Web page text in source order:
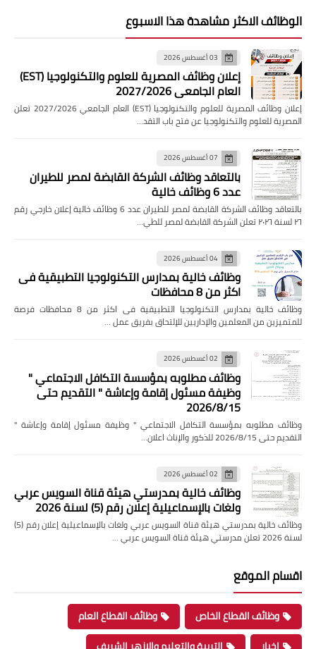
الوظائف الاكثر مشاهدة هذا الاسبوع
03 أغسطس 2026
إعلان وظائف المصرية للعلوم والتكنولوجيا (EST)
العام الجامعي 2027/2026
إعلان وظائف المصرية للعلوم والتكنولوجيا (EST) العام الجامعي 2027/2026 تعلن
المصرية للعلوم والتكنولوجيا عن فتح باب التقد…
07 أغسطس 2026
بالتعاقد وظائف الشركة القابضة لمصر للطيران
عدد 6 وظائف خالية
بالتعاقد وظائف الشركة القابضة لمصر للطيران عدد 6 وظائف خالية إعلان خارجي رقم
٢٦ لسنة ٢٠٢٦ تعلن الشركة القابضة لمصر للطي…
04 أغسطس 2026
وظائف خالية بمدارس التكنولوجيا التطبيقية فى
اكثر من 8 محافظات
وظائف خالية بمدارس التكنولوجيا التطبيقية فى اكثر من 8 محافظات فرصة
للمتميزين من المعلمين والإداريين للإلتحاق بفريق عمل …
02 أغسطس 2026
وظائف مطلوبه بمؤسسة التكافل الاجتماعي "
وظيفة مسئول إقامة وإعاشة " التقديم حتى
2026/8/15
وظائف مطلوبه بمؤسسة التكافل الاجتماعي " وظيفة مسئول إقامة وإعاشة "
التقديم حتى 2026/8/15 للذكور والإناث اعلان…
02 أغسطس 2026
وظائف خالية بمدرستي هيئة قناة السويس عربي
ولغات بالإسماعيلية إعلان رقم (5) لسنة 2026
وظائف خالية بمدرستي هيئة قناة السويس عربي ولغات بالإسماعيلية إعلان رقم (5)
لسنة 2026 تعلن مدرستي هيئة قناة السويس عربي …
اقسام الموقع
وظائف القطاع الخاص
وظائف القطاع العام